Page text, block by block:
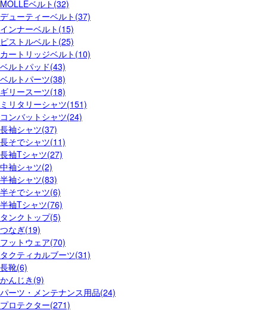
MOLLEベルト(32)
デューティーベルト(37)
インナーベルト(15)
ピストルベルト(25)
カートリッジベルト(10)
ベルトパッド(43)
ベルトパーツ(38)
ギリースーツ(18)
ミリタリーシャツ(151)
コンバットシャツ(24)
長袖シャツ(37)
長そでシャツ(11)
長袖Tシャツ(27)
中袖シャツ(2)
半袖シャツ(83)
半そでシャツ(6)
半袖Tシャツ(76)
タンクトップ(5)
つなぎ(19)
フットウェア(70)
タクティカルブーツ(31)
長靴(6)
かんじき(9)
パーツ・メンテナンス用品(24)
プロテクター(271)